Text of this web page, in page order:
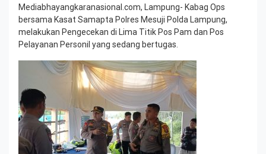
Mediabhayangkaranasional.com, Lampung- Kabag Ops
bersama Kasat Samapta Polres Mesuji Polda Lampung,
melakukan Pengecekan di Lima Titik Pos Pam dan Pos
Pelayanan Personil yang sedang bertugas.